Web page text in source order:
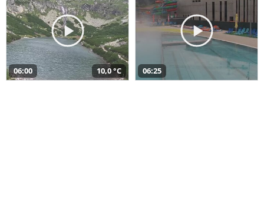
06:00 10,0 °C 06:25